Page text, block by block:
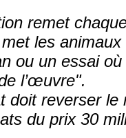
remet
les
ou un essai
l’œuvre".
doit reverser
du prix 30